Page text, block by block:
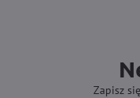
Zapisz